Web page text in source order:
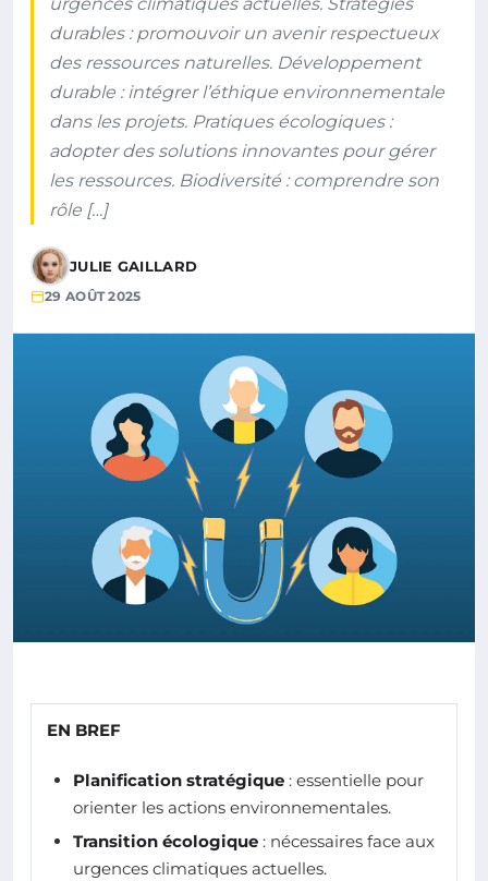
durables : promouvoir un avenir respectueux
des ressources naturelles. Développement
durable : intégrer l’éthique environnementale
dans les projets. Pratiques écologiques :
adopter des solutions innovantes pour gérer
les ressources. Biodiversité : comprendre son
rôle […]
JULIE GAILLARD
29 AOÛT 2025
EN BREF
Planification stratégique : essentielle pour
orienter les actions environnementales.
Transition écologique : nécessaires face aux
urgences climatiques actuelles.